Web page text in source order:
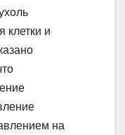
клетки и
на